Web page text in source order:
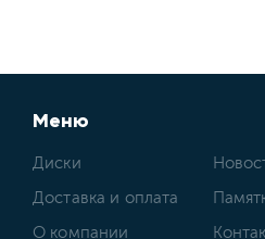
Меню
Диски
Доставка и оплата
О компании